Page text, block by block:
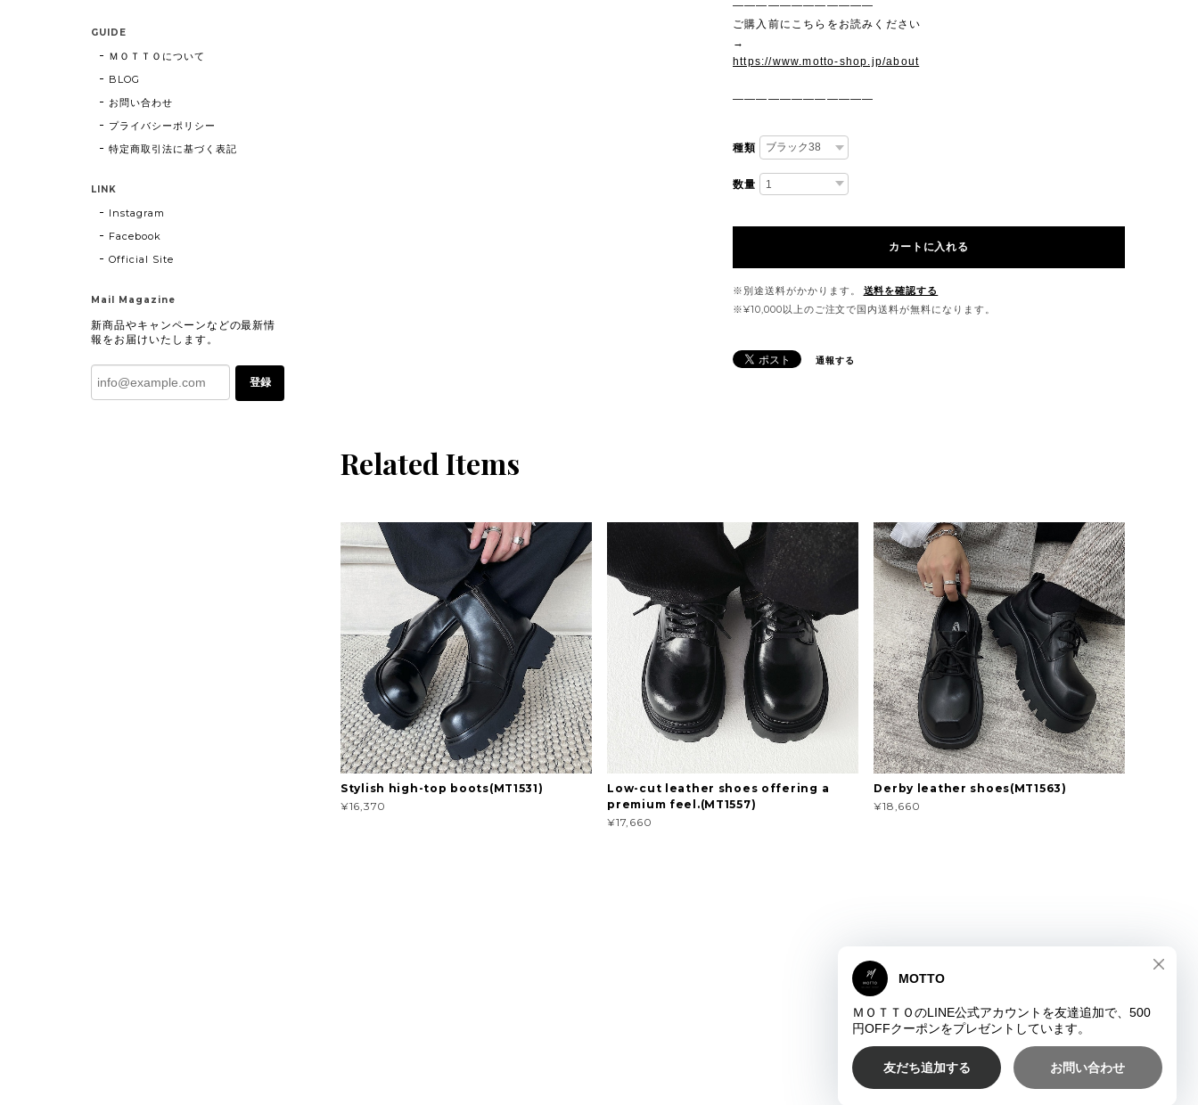
————————————
ご購入前にこちらをお読みください
→
https://www.motto-shop.jp/about
————————————
種類
数量
カートに入れる
※別途送料がかかります。
送料を確認する
※¥10,000以上のご注文で国内送料が無料になります。
通報する
Related Items
Stylish high-top boots(MT1531)
¥16,370
Low-cut leather shoes offering a
premium feel.(MT1557)
¥17,660
Derby leather shoes(MT1563)
¥18,660
GUIDE
ＭＯＴＴＯについて
BLOG
お問い合わせ
プライバシーポリシー
特定商取引法に基づく表記
LINK
Instagram
Facebook
Official Site
Mail Magazine
新商品やキャンペーンなどの最新情
報をお届けいたします。
登録